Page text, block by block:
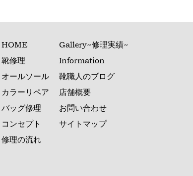
HOME
靴修理
オールソール
カラーリペア
バッグ修理
コンセプト
修理の流れ
Gallery~修理実績~
Information
靴職人のブログ
店舗概要
お問い合わせ
サイトマップ